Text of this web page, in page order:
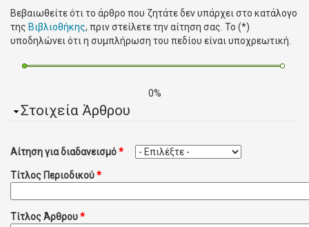
Βεβαιωθείτε ότι το άρθρο που ζητάτε δεν υπάρχει στο κατάλογο
της Βιβλιοθήκης, πριν στείλετε την αίτηση σας. Το (*)
υποδηλώνει ότι η συμπλήρωση του πεδίου είναι υποχρεωτική.
0%
Απόκρυψη
Στοιχεία Άρθρου
Αίτηση για διαδανεισμό*
Τίτλος Περιοδικού*
Τίτλος Άρθρου*